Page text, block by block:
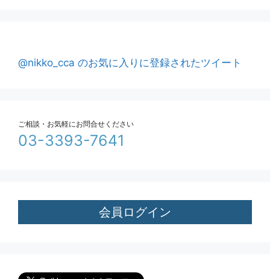
@nikko_cca のお気に入りに登録されたツイート
ご相談・お気軽にお問合せください
03-3393-7641
会員ログイン